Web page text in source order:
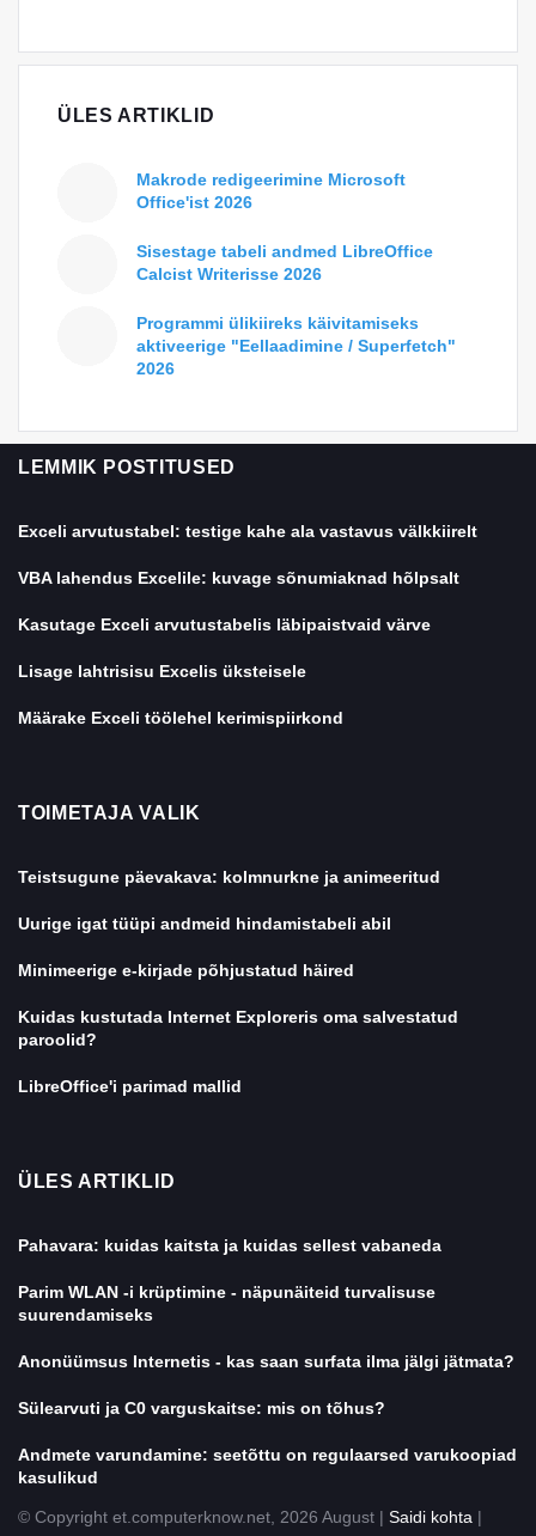
ÜLES ARTIKLID
Makrode redigeerimine Microsoft
Office'ist 2026
Sisestage tabeli andmed LibreOffice
Calcist Writerisse 2026
Programmi ülikiireks käivitamiseks
aktiveerige "Eellaadimine / Superfetch"
2026
LEMMIK POSTITUSED
Exceli arvutustabel: testige kahe ala vastavus välkkiirelt
VBA lahendus Excelile: kuvage sõnumiaknad hõlpsalt
Kasutage Exceli arvutustabelis läbipaistvaid värve
Lisage lahtrisisu Excelis üksteisele
Määrake Exceli töölehel kerimispiirkond
TOIMETAJA VALIK
Teistsugune päevakava: kolmnurkne ja animeeritud
Uurige igat tüüpi andmeid hindamistabeli abil
Minimeerige e-kirjade põhjustatud häired
Kuidas kustutada Internet Exploreris oma salvestatud
paroolid?
LibreOffice'i parimad mallid
ÜLES ARTIKLID
Pahavara: kuidas kaitsta ja kuidas sellest vabaneda
Parim WLAN -i krüptimine - näpunäiteid turvalisuse
suurendamiseks
Anonüümsus Internetis - kas saan surfata ilma jälgi jätmata?
Sülearvuti ja C0 varguskaitse: mis on tõhus?
Andmete varundamine: seetõttu on regulaarsed varukoopiad
kasulikud
© Copyright et.computerknow.net, 2026 August | Saidi kohta |